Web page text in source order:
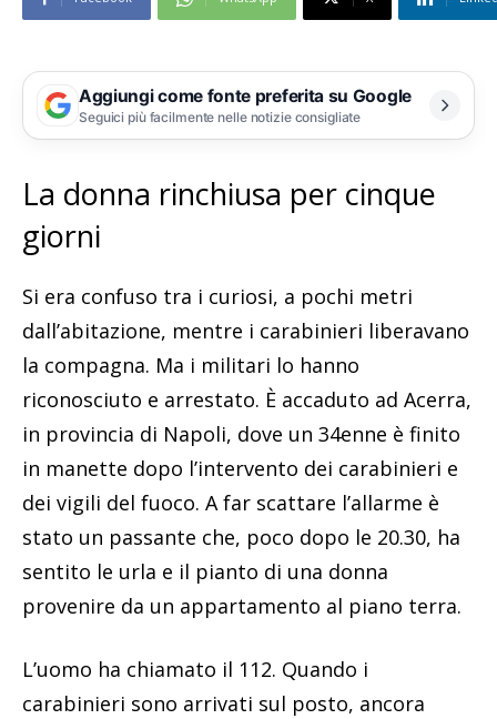
Aggiungi come fonte preferita su Google
Seguici più facilmente nelle notizie consigliate
La donna rinchiusa per cinque
giorni
Si era confuso tra i curiosi, a pochi metri
dall’abitazione, mentre i carabinieri liberavano
la compagna. Ma i militari lo hanno
riconosciuto e arrestato. È accaduto ad Acerra,
in provincia di Napoli, dove un 34enne è finito
in manette dopo l’intervento dei carabinieri e
dei vigili del fuoco. A far scattare l’allarme è
stato un passante che, poco dopo le 20.30, ha
sentito le urla e il pianto di una donna
provenire da un appartamento al piano terra.
L’uomo ha chiamato il 112. Quando i
carabinieri sono arrivati sul posto, ancora